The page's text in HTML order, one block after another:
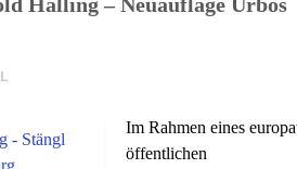
Im Rahmen eines
öffentlichen